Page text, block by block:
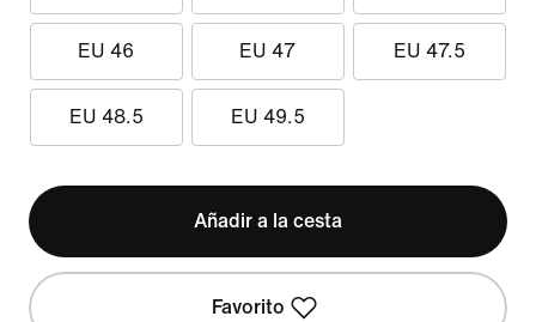
EU 46 EU 47 EU 47.5
EU 48.5 EU 49.5
Añadir a la cesta
Favorito